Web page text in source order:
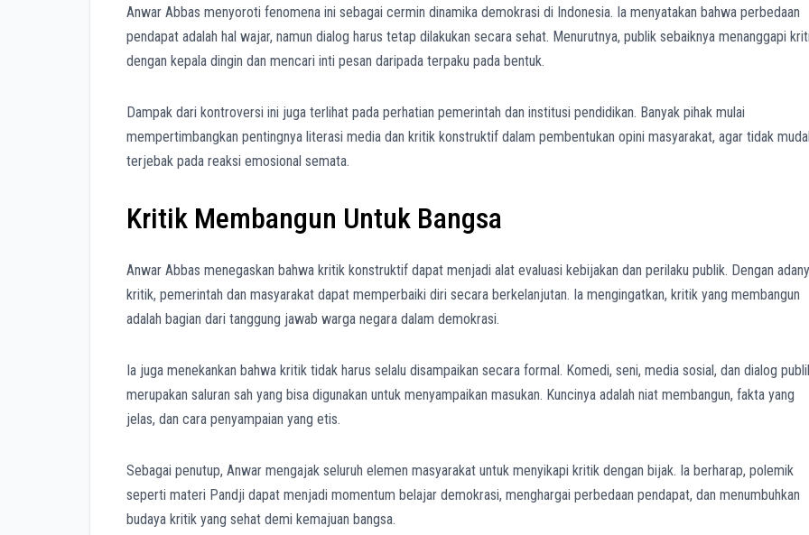
Anwar Abbas menyoroti fenomena ini sebagai cermin dinamika demokrasi di Indonesia. Ia menyatakan bahwa perbedaan
pendapat adalah hal wajar, namun dialog harus tetap dilakukan secara sehat. Menurutnya, publik sebaiknya menanggapi
dengan kepala dingin dan mencari inti pesan daripada terpaku pada bentuk.
Dampak dari kontroversi ini juga terlihat pada perhatian pemerintah dan institusi pendidikan. Banyak pihak mulai
mempertimbangkan pentingnya literasi media dan kritik konstruktif dalam pembentukan opini masyarakat, agar tidak
terjebak pada reaksi emosional semata.
Kritik Membangun Untuk Bangsa
Anwar Abbas menegaskan bahwa kritik konstruktif dapat menjadi alat evaluasi kebijakan dan perilaku publik. Dengan
kritik, pemerintah dan masyarakat dapat memperbaiki diri secara berkelanjutan. Ia mengingatkan, kritik yang membangun
adalah bagian dari tanggung jawab warga negara dalam demokrasi.
Ia juga menekankan bahwa kritik tidak harus selalu disampaikan secara formal. Komedi, seni, media sosial, dan dialog
merupakan saluran sah yang bisa digunakan untuk menyampaikan masukan. Kuncinya adalah niat membangun, fakta yang
jelas, dan cara penyampaian yang etis.
Sebagai penutup, Anwar mengajak seluruh elemen masyarakat untuk menyikapi kritik dengan bijak. Ia berharap, polemik
seperti materi Pandji dapat menjadi momentum belajar demokrasi, menghargai perbedaan pendapat, dan menumbuhkan
budaya kritik yang sehat demi kemajuan bangsa.